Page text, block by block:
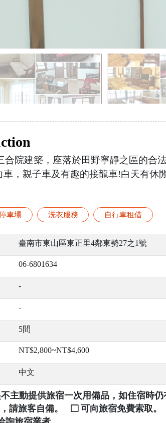
合院建築，座落於田野寧靜之區的合
，親子車及有趣的接龍車!白天有休
車場 洗衣服務 自行車租借
臺南市東山區東正里4鄰東勢27之1號
06-6801634
-
-
5間
NT$2,800~NT$4,600
中文
主動提供旅宿一次用備品，如住宿時仍
請旅客自備。 可向旅宿免費索取。